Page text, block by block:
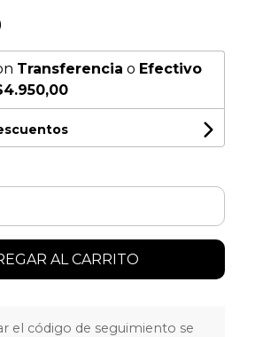
Transferencia o Efectivo
AL CARRITO
el código de seguimiento se